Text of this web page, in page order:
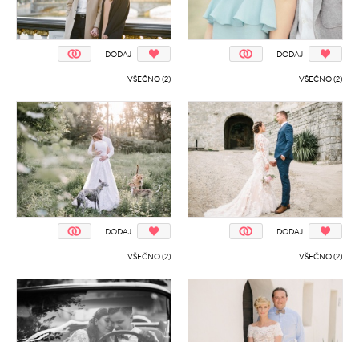
DODAJ
VŠEČNO (2)
DODAJ
VŠEČNO (2)
DODAJ
VŠEČNO (2)
DODAJ
VŠEČNO (2)